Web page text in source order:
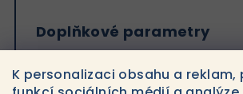
K personalizaci obsahu a
Doplňkové parametry
Kategorie:
Rty